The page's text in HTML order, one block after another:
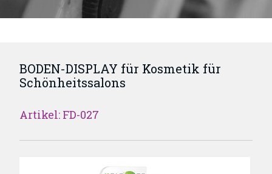
BODEN-DISPLAY für Kosmetik für
Schönheitssalons
Artikel: FD-027